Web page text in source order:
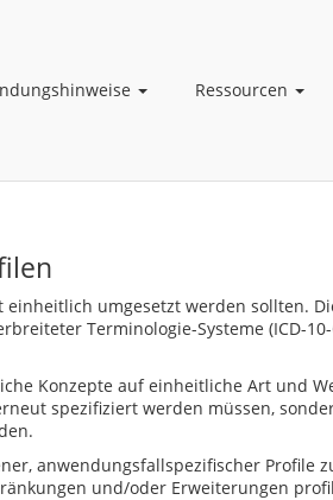
Ressourcen
umgesetzt werden sollten.
Terminologie-Systeme (ICD-
Konzepte auf einheitliche Art und
spezifiziert werden müssen,
anwendungsfallspezifischer Profile
und/oder Erweiterungen